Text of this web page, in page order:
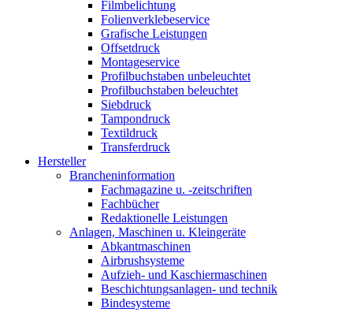
Filmbelichtung
Folienverklebeservice
Grafische Leistungen
Offsetdruck
Montageservice
Profilbuchstaben unbeleuchtet
Profilbuchstaben beleuchtet
Siebdruck
Tampondruck
Textildruck
Transferdruck
Hersteller
Brancheninformation
Fachmagazine u. -zeitschriften
Fachbücher
Redaktionelle Leistungen
Anlagen, Maschinen u. Kleingeräte
Abkantmaschinen
Airbrushsysteme
Aufzieh- und Kaschiermaschinen
Beschichtungsanlagen- und technik
Bindesysteme